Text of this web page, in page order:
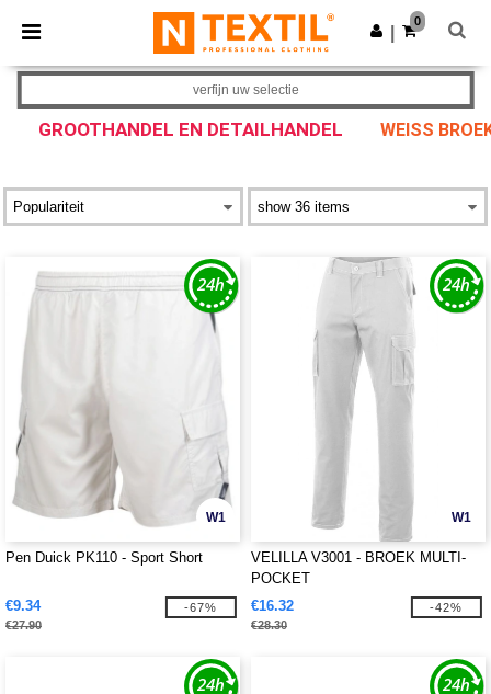
× Ntextil-app
Betere prijzen in de app!
Download app
0
GROOTHANDEL EN DETAILHANDEL WEISS
verfijn uw selectie
W1
Pen Duick PK110 - Sport Short
€9.34
€27.90
-67%
W1
VELILLA V3001 - BROEK MULTI-
POCKET
€16.32
€28.30
-42%